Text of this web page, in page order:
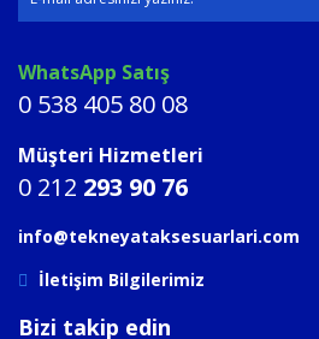
WhatsApp Satış
0 538 405 80 08
Müşteri Hizmetleri
0 212 293 90 76
info@tekneyataksesuarlari.com
İletişim Bilgilerimiz
Bizi takip edin